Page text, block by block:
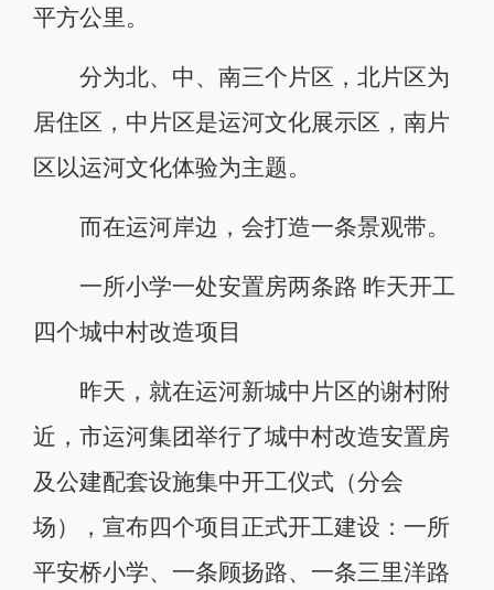
平方公里。
分为北、中、南三个片区，北片区为
居住区，中片区是运河文化展示区，南片
区以运河文化体验为主题。
而在运河岸边，会打造一条景观带。
一所小学一处安置房两条路 昨天开工
四个城中村改造项目
昨天，就在运河新城中片区的谢村附
近，市运河集团举行了城中村改造安置房
及公建配套设施集中开工仪式（分会
场），宣布四个项目正式开工建设：一所
平安桥小学、一条顾扬路、一条三里洋路